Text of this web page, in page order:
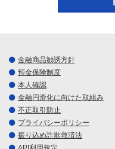
金融商品勧誘方針
預金保険制度
本人確認
金融円滑化に向けた取組み
不正取引防止
プライバシーポリシー
振り込め詐欺救済法